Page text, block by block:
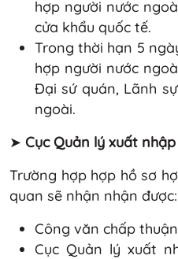
hợp người nước
cửa khẩu quốc tế.
Trong thời hạn 5
hợp người nước
Đại sứ quán, Lãnh
ngoài.
➤ Cục Quản lý xuất
Trường hợp hợp hồ sơ
quan sẽ nhận nhận được:
Công văn chấp
Cục Quản lý xuất